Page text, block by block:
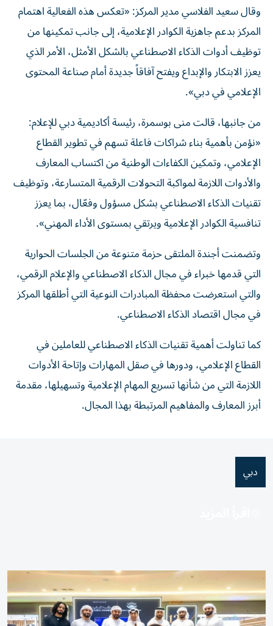
وقال سعيد الفلاسي مدير المركز: «تعكس هذه الفعالية اهتمام
المركز بدعم جاهزية الكوادر الإعلامية، إلى جانب تمكينها من
توظيف أدوات الذكاء الاصطناعي بالشكل الأمثل، الأمر الذي
يعزز الابتكار والإبداع ويفتح آفاقاً جديدة أمام صناعة المحتوى
الإعلامي في دبي».
من جانبها، قالت منى بوسمرة، رئيسة أكاديمية دبي للإعلام:
«نؤمن بأهمية بناء شراكات فاعلة تسهم في تطوير القطاع
الإعلامي، وتمكين الكفاءات الوطنية من اكتساب المعارف
والأدوات اللازمة لمواكبة التحولات الرقمية المتسارعة، وتوظيف
تقنيات الذكاء الاصطناعي بشكل مسؤول وفعّال، بما يعزز
تنافسية الكوادر الإعلامية ويرتقي بمستوى الأداء المهني».
وتضمنت أجندة الملتقى حزمة متنوعة من الجلسات الحوارية
التي قدمها خبراء في مجال الذكاء الاصطناعي والإعلام الرقمي،
والتي استعرضت محفظة المبادرات النوعية التي أطلقها المركز
في مجال اقتصاد الذكاء الاصطناعي.
كما تناولت أهمية تقنيات الذكاء الاصطناعي للعاملين في
القطاع الإعلامي، ودورها في صقل المهارات وإتاحة الأدوات
اللازمة التي من شأنها تسريع المهام الإعلامية وتسهيلها، مقدمة
أبرز المعارف والمفاهيم المرتبطة بهذا المجال.
دبي